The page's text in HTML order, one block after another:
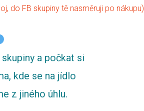
do FB skupiny tě nasměruji po nákupu)
a počkat si
kde se na jídlo
z jiného úhlu.